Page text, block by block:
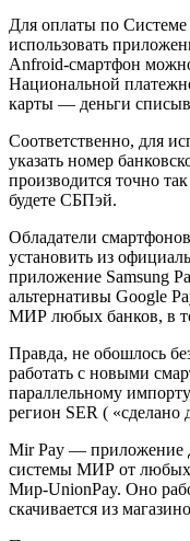
Для оплаты по Системе
использовать
Anfroid-смартфон
Национальной
карты — деньги
Соответственно, для
указать номер
производится точно
будете СБПэй.
Обладатели
установить из
приложение Samsung
альтернативы Google
МИР любых банков, в
Правда, не обошлось
работать с новыми
параллельному
регион SER ( «сделано
Mir Pay — приложение
системы МИР от любых
Мир-UnionPay. Оно
скачивается из